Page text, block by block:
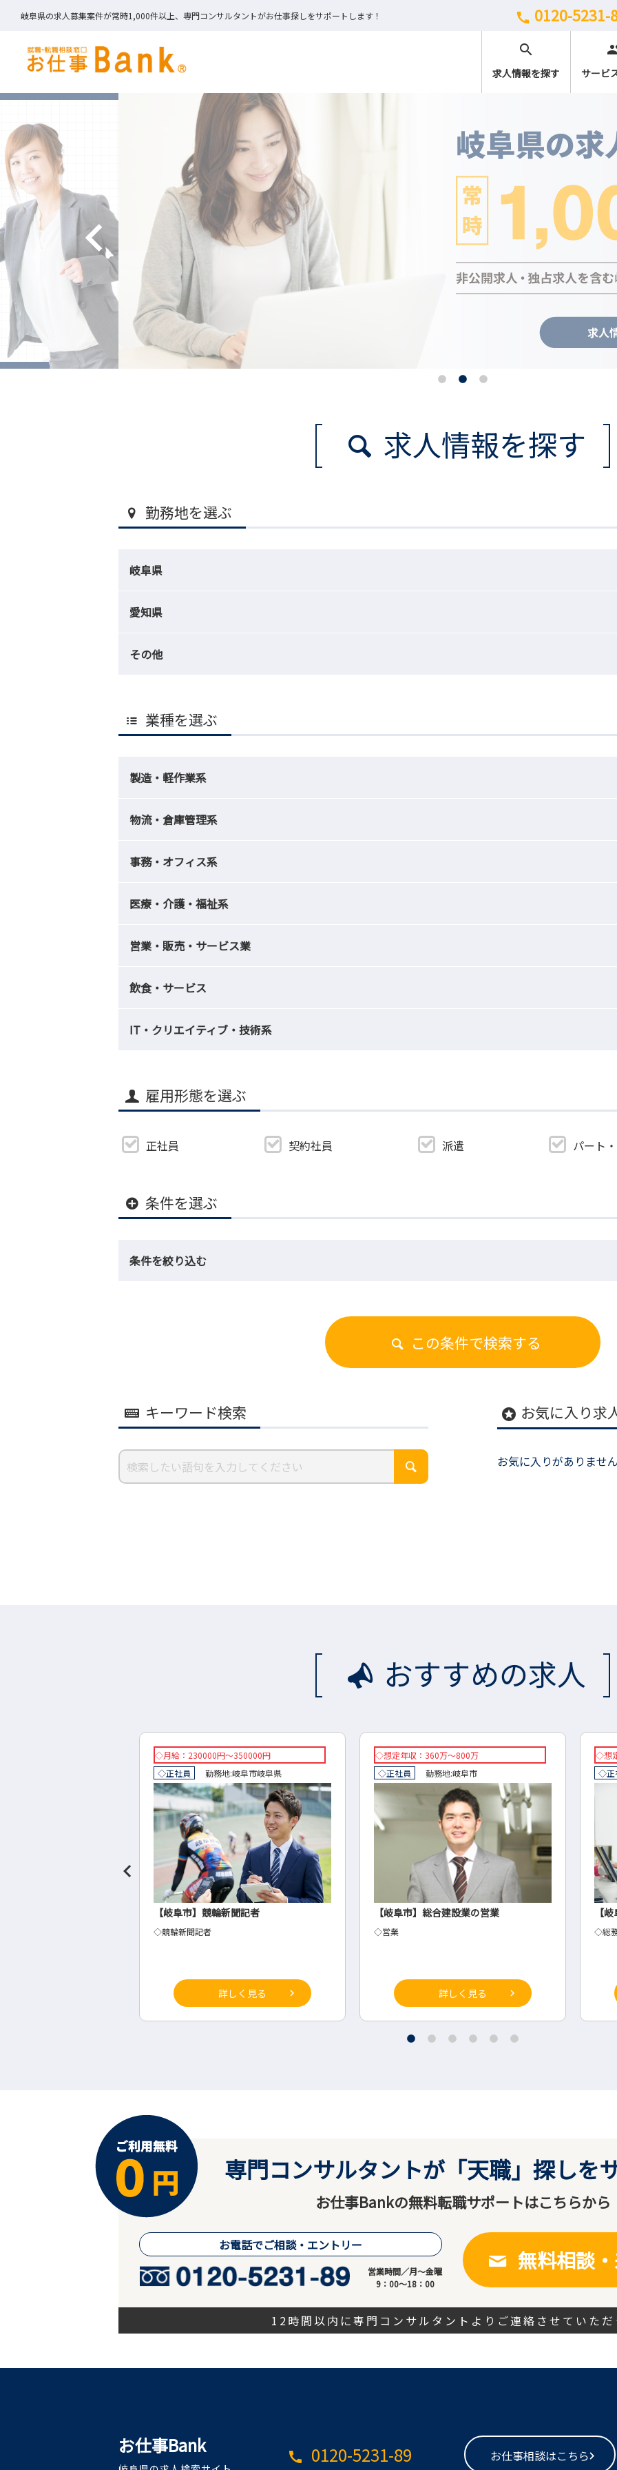
岐阜県の求人募集案件が常時1,000件以上、専門コンサルタントがお仕事探しをサポートします！ call 0120-5231-
search
求人情報を探す サービ
求人情報を探す
勤務地を選ぶ
岐阜県
愛知県
その他
業種を選ぶ
製造・軽作業系
物流・倉庫管理系
事務・オフィス系
医療・介護・福祉系
営業・販売・サービス業
飲食・サービス
IT・クリエイティブ・技術系
雇用形態を選ぶ
正社員 契約社員 派遣 パート
条件を選ぶ
条件を絞り込む
この条件で検索する
キーワード検索 stars お気に入り求
お気に入りがありませ
おすすめの求人
◇月給：230000円～350000円
◇正社員
勤務地:岐阜市岐阜県
【岐阜市】競輪新聞記者
◇競輪新聞記者
詳しく見る
◇想定年収：360万～800万
◇正社員
勤務地:岐阜市
【岐阜市】総合建設業の営業
◇営業
詳しく見る
◇想
◇正
【
◇総
専門コンサルタントが「天職」探しを
お仕事Bankの無料転職サポートはこちらから
お電話でご相談・エントリー
営業時間／月～金曜
9：00～18：00
無料相談
12時間以内に専門コンサルタントよりご連絡させていた
お仕事Bank
call 0120-5231-89 お仕事相談はこちら